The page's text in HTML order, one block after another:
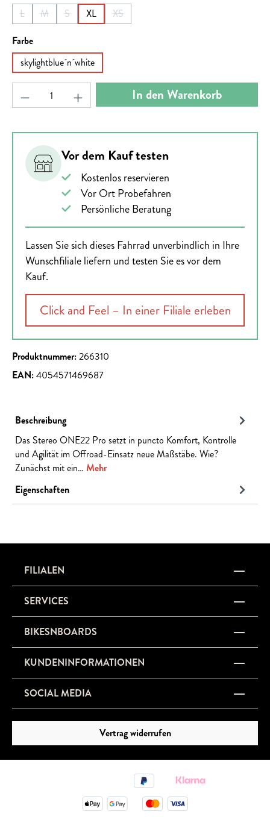
L
(Diese Option ist zurzeit nicht verfügbar.)
M
(Diese Option ist zurzeit nicht verfügbar.)
S
(Diese Option ist zurzeit nicht verfügbar.)
XL XS
(Diese Option ist zurzeit nicht verfügbar.)
Farbeauswählen
skylightblue´n´white
Produkt Anzahl: Gib den gewünschten Wert ein
In den Warenkorb
Vor dem Kauf testen
Kostenlos reservieren
Vor Ort Probefahren
Persönliche Beratung
Lassen Sie sich dieses Fahrrad unverbindlich in Ihre
Wunschfiliale liefern und testen Sie es vor dem
Kauf.
Click and Feel – In einer Filiale erleben
Produktnummer:266310
EAN:4054571469687
Beschreibung
Das Stereo ONE22 Pro setzt in puncto Komfort, Kontrolle
und Agilität im Offroad-Einsatz neue Maßstäbe. Wie?
Zunächst mit ein… Mehr
Eigenschaften
FILIALEN
SERVICES
BIKESNBOARDS
KUNDENINFORMATIONEN
SOCIAL MEDIA
Vertrag widerrufen